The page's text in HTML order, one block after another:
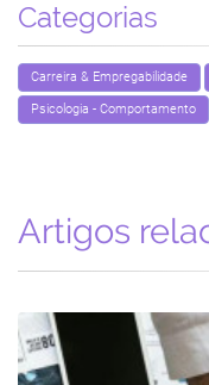
Categorias
Carreira & Empregabilidade
Psicologia - Comportamento
Artigos